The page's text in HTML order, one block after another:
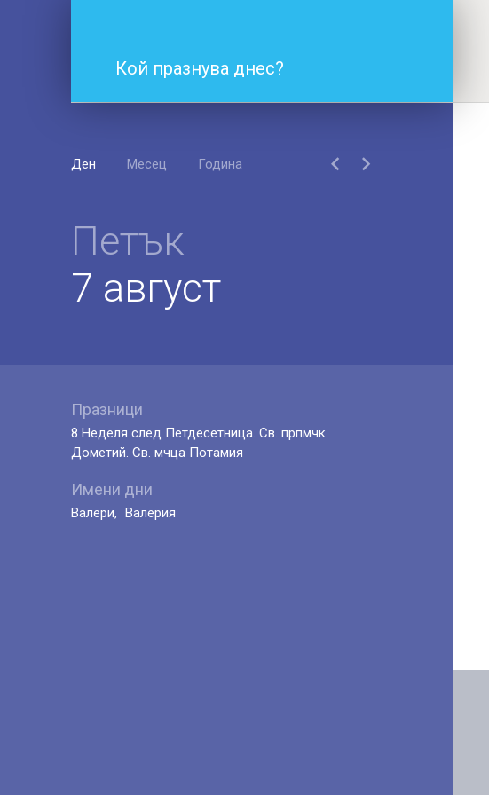
Кой празнува днес?
Ден Месец Година
Петък
7 август
Празници
8 Неделя след Петдесетница. Св. прпмчк
Дометий. Св. мчца Потамия
Имени дни
Валери Валерия